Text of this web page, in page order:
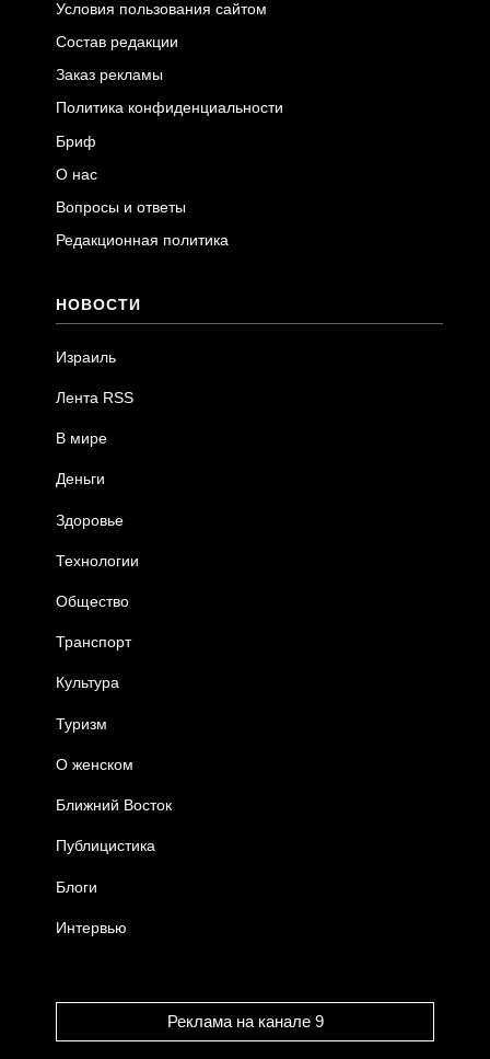
Условия пользования сайтом
Состав редакции
Заказ рекламы
Политика конфиденциальности
Бриф
О нас
Вопросы и ответы
Редакционная политика
НОВОСТИ
Израиль
Лента RSS
В мире
Деньги
Здоровье
Технологии
Общество
Транспорт
Культура
Туризм
О женском
Ближний Восток
Публицистика
Блоги
Интервью
Реклама на канале 9